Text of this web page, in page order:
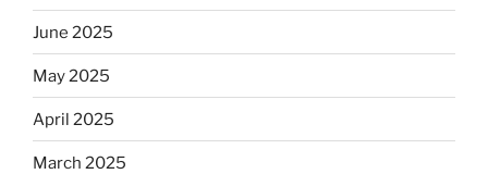
June 2025
May 2025
April 2025
March 2025